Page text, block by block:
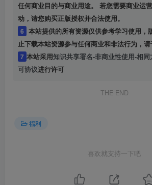
任何商业目的与商业用途。 若您需要商业运
动，请您购买正版授权并合法使用。
6 本站提供的所有资源仅供参考学习使用，
止下载本站资源参与任何商业和非法行为，
7 本站采用知识共享署名-非商业性使用-相
可协议进行许可
THE END
福利
喜欢就支持一下吧